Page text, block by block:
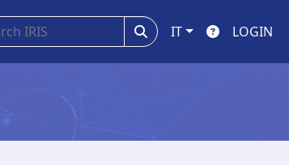
IT LOGIN